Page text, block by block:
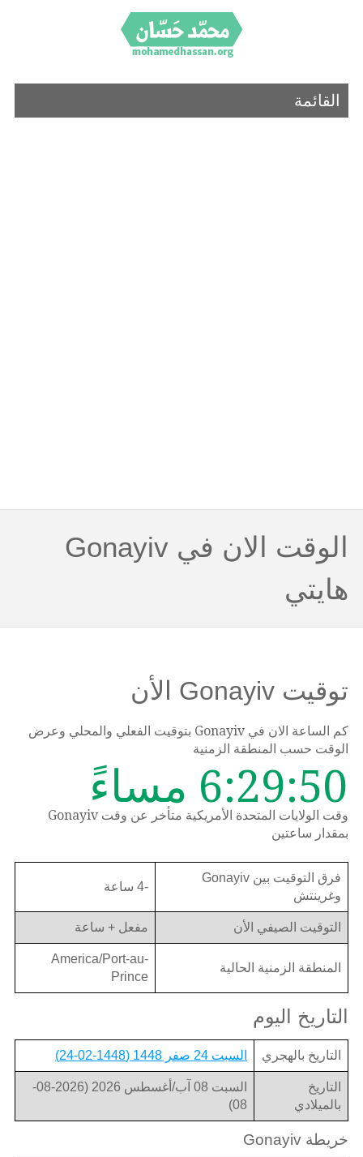
القائمة
الوقت الان في Gonayiv
هايتي
توقيت Gonayiv الأن
كم الساعة الان في Gonayiv بتوقيت الفعلي والمحلي وعرض
الوقت حسب المنطقة الزمنية
6:29:50 مساءً
وقت الولايات المتحدة الأمريكية متأخر عن وقت Gonayiv
بمقدار ساعتين
فرق التوقيت بين Gonayiv
وغرينتش
-4 ساعة
التوقيت الصيفي الأن مفعل + ساعة
المنطقة الزمنية الحالية
America/Port-au-
Prince
التاريخ اليوم
التاريخ بالهجري السبت 24 صفر 1448 (1448-02-24)
التاريخ
بالميلادي
السبت 08 آب/أغسطس 2026 (2026-08-
08)
خريطة Gonayiv